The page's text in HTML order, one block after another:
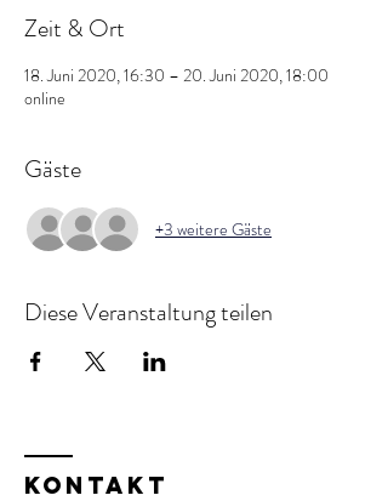
Zeit & Ort
18. Juni 2020, 16:30 – 20. Juni 2020, 18:00
online
Gäste
+3 weitere Gäste
Diese Veranstaltung teilen
KOntakt